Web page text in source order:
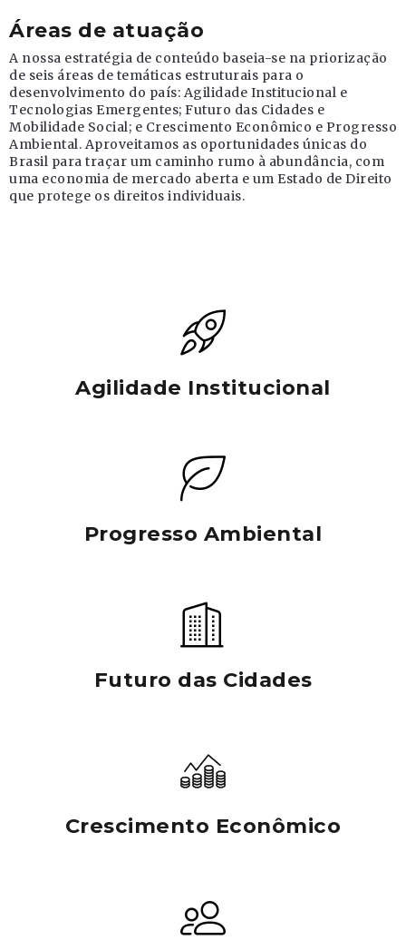
Áreas de atuação
A nossa estratégia de conteúdo baseia-se na priorização
de seis áreas de temáticas estruturais para o
desenvolvimento do país: Agilidade Institucional e
Tecnologias Emergentes; Futuro das Cidades e
Mobilidade Social; e Crescimento Econômico e Progresso
Ambiental. Aproveitamos as oportunidades únicas do
Brasil para traçar um caminho rumo à abundância, com
uma economia de mercado aberta e um Estado de Direito
que protege os direitos individuais.
Agilidade Institucional
Progresso Ambiental
Futuro das Cidades
Crescimento Econômico